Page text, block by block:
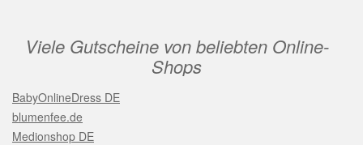
Viele Gutscheine von beliebten Online-
Shops
BabyOnlineDress DE
blumenfee.de
Medionshop DE